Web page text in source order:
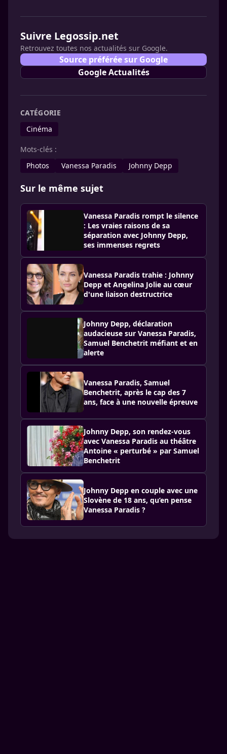
Suivre Legossip.net
Retrouvez toutes nos actualités sur Google.
Source préférée sur Google
Google Actualités
CATÉGORIE
Cinéma
Mots-clés :
Photos
Vanessa Paradis Johnny Depp
Sur le même sujet
Vanessa Paradis rompt le silence
: Les vraies raisons de sa
séparation avec Johnny Depp,
ses immenses regrets
Vanessa Paradis trahie : Johnny
Depp et Angelina Jolie au cœur
d'une liaison destructrice
Johnny Depp, déclaration
audacieuse sur Vanessa Paradis,
Samuel Benchetrit méfiant et en
alerte
Vanessa Paradis, Samuel
Benchetrit, après le cap des 7
ans, face à une nouvelle épreuve
Johnny Depp, son rendez-vous
avec Vanessa Paradis au théâtre
Antoine « perturbé » par Samuel
Benchetrit
Johnny Depp en couple avec une
Slovène de 18 ans, qu’en pense
Vanessa Paradis ?